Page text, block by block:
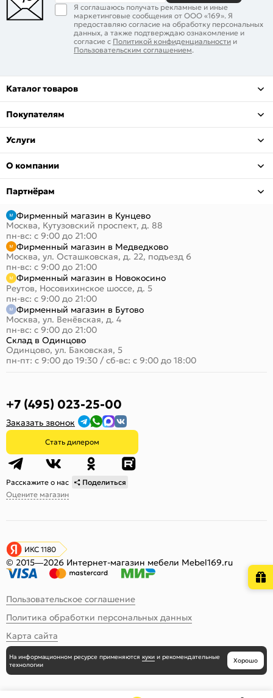
Я соглашаюсь получать рекламные и иные
маркетинговые сообщения от ООО «169». Я
предоставляю согласие на обработку персональных
данных, а также подтверждаю ознакомление и
согласие с Политикой конфиденциальности и
Пользовательским соглашением.
Каталог товаров
Покупателям
Услуги
О компании
Партнёрам
Фирменный магазин в Кунцево
Москва, Кутузовский проспект, д. 88
пн-вс: с 9:00 до 21:00
Фирменный магазин в Медведково
Москва, ул. Осташковская, д. 22, подъезд 6
пн-вс: с 9:00 до 21:00
Фирменный магазин в Новокосино
Реутов, Носовихинское шоссе, д. 5
пн-вс: с 9:00 до 21:00
Фирменный магазин в Бутово
Москва, ул. Венёвская, д. 4
пн-вс: с 9:00 до 21:00
Склад в Одинцово
Одинцово, ул. Баковская, 5
пн-пт: с 9:00 до 19:30 / сб-вс: с 9:00 до 18:00
+7 (495) 023-25-00
Заказать звонок
Стать дилером
Расскажите о нас
Поделиться
Оцените магазин
ИКС 1180
© 2015—2026 Интернет-магазин мебели Mebel169.ru
Пользовательское соглашение
Политика обработки персональных данных
Карта сайта
На информационном ресурсе применяются куки и рекомендательные
технологии
Хорошо